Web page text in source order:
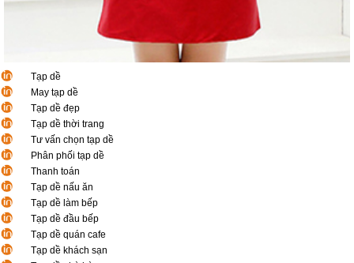
Tạp dề
May tạp dề
Tạp dề đẹp
Tạp dề thời trang
Tư vấn chọn tạp dề
Phân phối tạp dề
Thanh toán
Tạp dề nấu ăn
Tạp dề làm bếp
Tạp dề đầu bếp
Tạp dề quán cafe
Tạp dề khách sạn